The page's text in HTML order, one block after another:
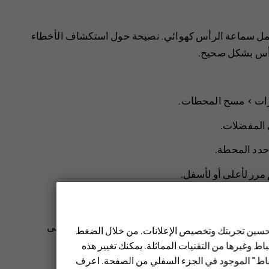
سماعة الرأس كهوائي. نصيحة حول استكشاف الأخطاء
بشكل صحيح.
> مسح المحطات.
المفضلات.
المحطة.
مرر لأعلى أو لأسفل.
سماعات الهاتف الخارجية، حدد الخيارات > تبديل إلىتحسين تجربتك وتخصيص الإعلانات. من خلال الضغط
وغيرها من التقنيات المماثلة. يمكنك تغيير هذه
الموجود في الجزء السفلي من الصفحة. اعرف